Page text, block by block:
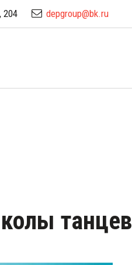
204 depgroup@bk.ru
танцев